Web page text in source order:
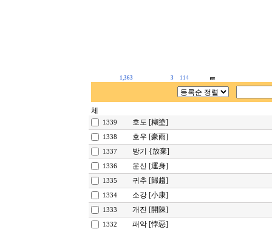
1,363 3 114
1339 호도 [糊塗]
1338 호우 [豪雨]
1337 방기 {放棄]
1336 운신 [運身]
1335 귀추 [歸趨]
1334 소강 [小康]
1333 개진 [開陳]
1332 패악 [悖惡]